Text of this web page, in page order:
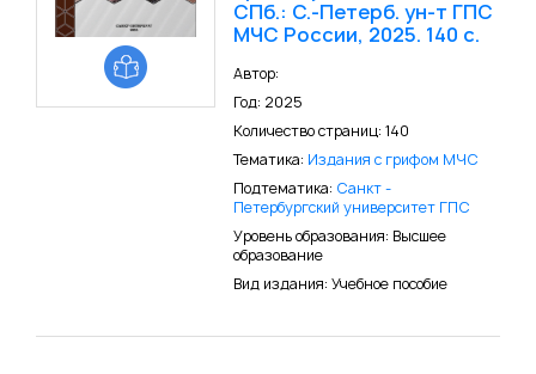
СПб.: С.-Петерб. ун-т ГПС
МЧС России, 2025. 140 с.
Автор:
Год: 2025
Количество страниц: 140
Тематика: Издания с грифом МЧС
Подтематика: Санкт -
Петербургский университет ГПС
Уровень образования: Высшее
образование
Вид издания: Учебное пособие